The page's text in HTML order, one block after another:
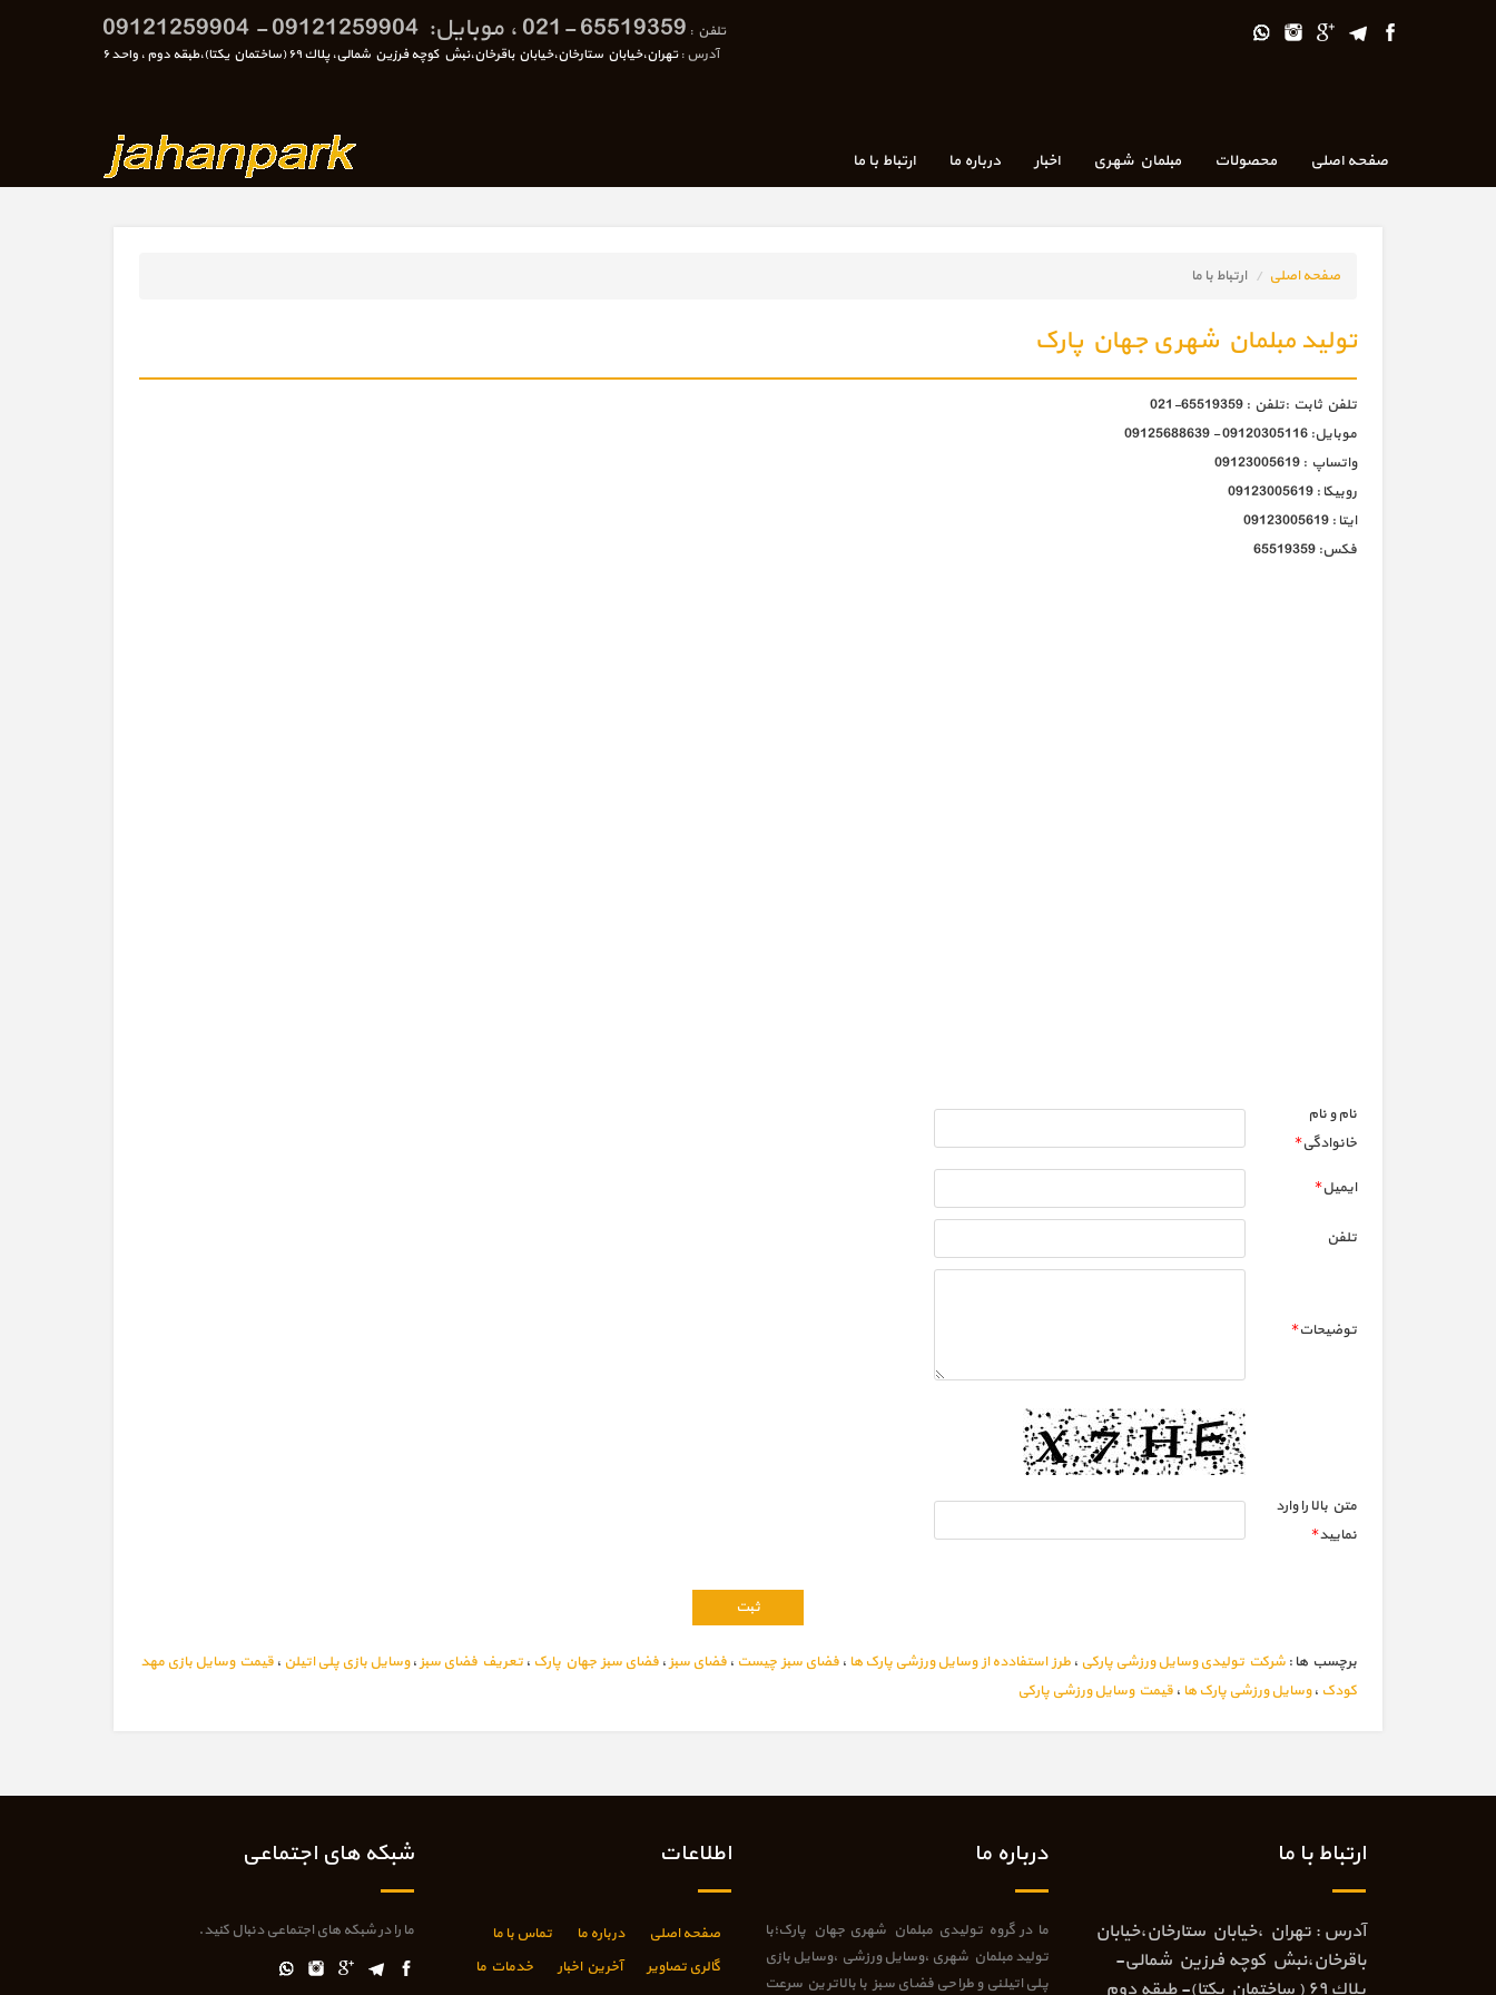
تلفن : 65519359 -021 ، موبایل: 09121259904 - 09121259904
آدرس :تهران،خيابان ستارخان،خيابان باقرخان،نبش كوچه فرزين شمالی، پلاك ٦٩ (ساختمان يكتا)،طبقه دوم ، واحد ٦
صفحه اصلی محصولات مبلمان شهری اخبار درباره ما ارتباط با ما
صفحه اصلی ارتباط با ما
تولید مبلمان شهری جهان پارک
تلفن ثابت :تلفن : 65519359-021
موبایل: 09120305116 - 09125688639
واتساپ : 09123005619
روبیکا : 09123005619
ایتا : 09123005619
فکس: 65519359
نام و نام
خانوادگي*
ايميل*
تلفن
توضيحات*
متن بالا را وارد
نماييد*
برچسب ها : شرکت تولیدی وسایل ورزشی پارکی ، طرز استفادده از وسایل ورزشی پارک ها ، فضای سبز چیست ، فضای سبز، فضای سبز جهان پارک ، تعریف فضای سبز،وسایل بازی پلی اتیلن ، قیمت وسایل بازی مهد
کودک ،وسایل ورزشی پارک ها ، قیمت وسایل ورزشی پارکی
ارتباط با ما
آدرس : تهران ،خيابان ستارخان،خيابان
باقرخان،نبش كوچه فرزين شمالی-
پلاك ٦٩ ( ساختمان يكتا)- طبقه دوم
درباره ما
ما در گروه تولیدی مبلمان شهری جهان پارک؛با
تولید مبلمان شهری ،وسایل ورزشی ،وسایل بازی
پلی اتیلنی و طراحی فضای سبز با بالاترین سرعت
اطلاعات
صفحه اصلی درباره ما
تماس با ما
گالری تصاویر
آخرین اخبار خدمات ما
شبکه های اجتماعی
ما را در شبکه های اجتماعی دنبال کنید.